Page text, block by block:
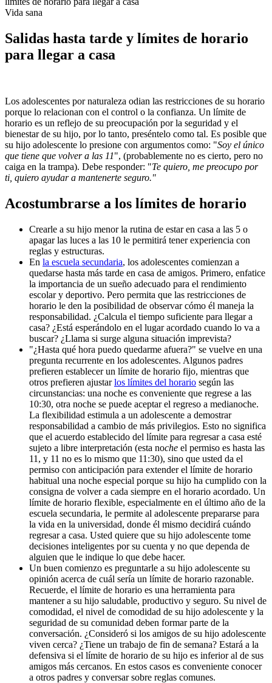
Vida sana
Salidas hasta tarde y límites de horario
para llegar a casa
Los adolescentes por naturaleza odian las restricciones de su horario
porque lo relacionan con el control o la confianza. Un límite de
horario es un reflejo de su preocupación por la seguridad y el
bienestar de su hijo, por lo tanto, preséntelo como tal. Es posible que
su hijo adolescente lo presione con argumentos como: "Soy el único
que tiene que volver a las 11", (probablemente no es cierto, pero no
caiga en la trampa). Debe responder: "Te quiero, me preocupo por
ti, quiero ayudar a mantenerte seguro."
Acostumbrarse a los límites de horario
Crearle a su hijo menor la rutina de estar en casa a las 5 o
apagar las luces a las 10 le permitirá tener experiencia con
reglas y estructuras.
En la escuela secundaria, los adolescentes comienzan a
quedarse hasta más tarde en casa de amigos. Primero, enfatice
la importancia de un sueño adecuado para el rendimiento
escolar y deportivo. Pero permita que las restricciones de
horario le den la posibilidad de observar cómo él maneja la
responsabilidad. ¿Calcula el tiempo suficiente para llegar a
casa? ¿Está esperándolo en el lugar acordado cuando lo va a
buscar? ¿Llama si surge alguna situación imprevista?
"¿Hasta qué hora puedo quedarme afuera?" se vuelve en una
pregunta recurrente en los adolescentes. Algunos padres
prefieren establecer un límite de horario fijo, mientras que
otros prefieren ajustarlos límites del horario según las
circunstancias: una noche es conveniente que regrese a las
10:30, otra noche se puede aceptar el regreso a medianoche.
La flexibilidad estimula a un adolescente a demostrar
responsabilidad a cambio de más privilegios. Esto no significa
que el acuerdo establecido del límite para regresar a casa esté
sujeto a libre interpretación (esta noche el permiso es hasta las
11, y 11 no es lo mismo que 11:30), sino que usted da el
permiso con anticipación para extender el límite de horario
habitual una noche especial porque su hijo ha cumplido con la
consigna de volver a cada siempre en el horario acordado. Un
límite de horario flexible, especialmente en el último año de la
escuela secundaria, le permite al adolescente prepararse para
la vida en la universidad, donde él mismo decidirá cuándo
regresar a casa. Usted quiere que su hijo adolescente tome
decisiones inteligentes por su cuenta y no que dependa de
alguien que le indique lo que debe hacer.
Un buen comienzo es preguntarle a su hijo adolescente su
opinión acerca de cuál sería un límite de horario razonable.
Recuerde, el límite de horario es una herramienta para
mantener a su hijo saludable, productivo y seguro. Su nivel de
comodidad, el nivel de comodidad de su hijo adolescente y la
seguridad de su comunidad deben formar parte de la
conversación. ¿Consideró si los amigos de su hijo adolescente
viven cerca? ¿Tiene un trabajo de fin de semana? Estará a la
defensiva si el límite de horario de su hijo es inferior al de sus
amigos más cercanos. En estos casos es conveniente conocer
a otros padres y conversar sobre reglas comunes.